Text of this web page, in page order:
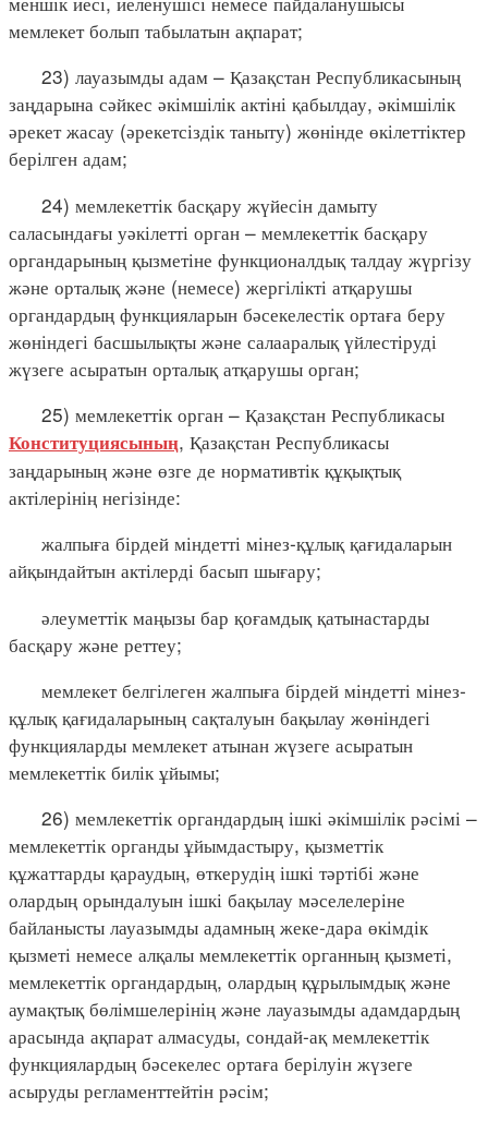
мемлекет болып табылатын ақпарат;
23) лауазымды адам – Қазақстан Республикасының
заңдарына сәйкес әкімшілік актіні қабылдау, әкімшілік
әрекет жасау (әрекетсіздік таныту) жөнінде өкілеттіктер
берілген адам;
24) мемлекеттік басқару жүйесін дамыту
саласындағы уәкілетті орган – мемлекеттік басқару
органдарының қызметіне функционалдық талдау жүргізу
және орталық және (немесе) жергілікті атқарушы
органдардың функцияларын бәсекелестік ортаға беру
жөніндегі басшылықты және салааралық үйлестіруді
жүзеге асыратын орталық атқарушы орган;
25) мемлекеттік орган – Қазақстан Республикасы
Конституциясының, Қазақстан Республикасы
заңдарының және өзге де нормативтік құқықтық
актілерінің негізінде:
жалпыға бірдей міндетті мінез-құлық қағидаларын
айқындайтын актілерді басып шығару;
әлеуметтік маңызы бар қоғамдық қатынастарды
басқару және реттеу;
мемлекет белгілеген жалпыға бірдей міндетті мінез-
құлық қағидаларының сақталуын бақылау жөніндегі
функцияларды мемлекет атынан жүзеге асыратын
мемлекеттік билік ұйымы;
26) мемлекеттік органдардың ішкі әкімшілік рәсімі –
мемлекеттік органды ұйымдастыру, қызметтік
құжаттарды қараудың, өткерудің ішкі тәртібі және
олардың орындалуын ішкі бақылау мәселелеріне
байланысты лауазымды адамның жеке-дара өкімдік
қызметі немесе алқалы мемлекеттік органның қызметі,
мемлекеттік органдардың, олардың құрылымдық және
аумақтық бөлімшелерінің және лауазымды адамдардың
арасында ақпарат алмасуды, сондай-ақ мемлекеттік
функциялардың бәсекелес ортаға берілуін жүзеге
асыруды регламенттейтін рәсім;